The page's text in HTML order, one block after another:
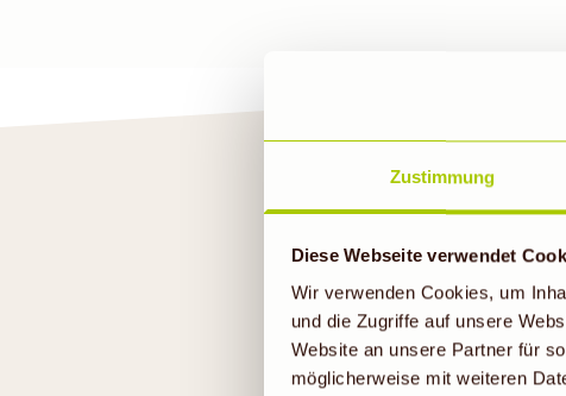
Zustimmung
Diese Webseite verwendet
Wir verwenden Cookies, um
und die Zugriffe auf unsere
Website an unsere Partner für
möglicherweise mit weiteren